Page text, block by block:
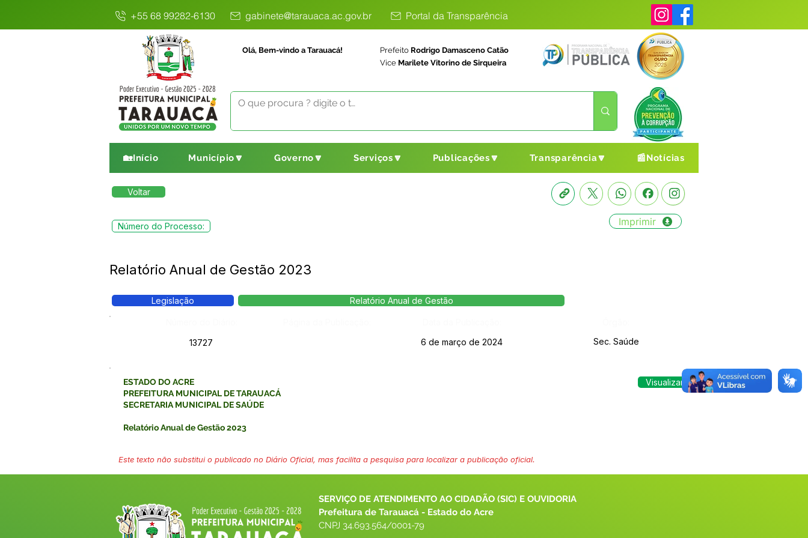
+55 68 99282-6130 gabinete@tarauaca.ac.gov.br Portal da Transparência
Olá, Bem-vindo a Tarauacá! Prefeito Rodrigo Damasceno Catão
Vice Marilete Vitorino de Sirqueira
🏡Início Município🔽 Governo🔽 Serviços🔽 Publicações🔽 Transparência🔽 📰Notícias
Voltar
Número do Processo: Imprimir
Relatório Anual de Gestão 2023
Legislação Relatório Anual de Gestão
13727
6 de março de 2024 Sec. Saúde
ESTADO DO ACRE
PREFEITURA MUNICIPAL DE TARAUACÁ
SECRETARIA MUNICIPAL DE SAÚDE
Relatório Anual de Gestão 2023
Visualizar
Este texto não substitui o publicado no Diário Oficial, mas facilita a pesquisa para localizar a publicação oficial.
SERVIÇO DE ATENDIMENTO AO CIDADÃO (SIC) E OUVIDORIA
Prefeitura de Tarauacá - Estado do Acre
CNPJ 34.693.564/0001-79